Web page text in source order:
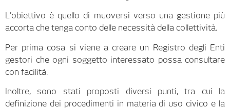
L’obiettivo è quello di muoversi verso una gestione più
accorta che tenga conto delle necessità della collettività.
Per prima cosa si viene a creare un Registro degli Enti
gestori che ogni soggetto interessato possa consultare
con facilità.
Inoltre, sono stati proposti diversi punti, tra cui la
definizione dei procedimenti in materia di uso civico e la